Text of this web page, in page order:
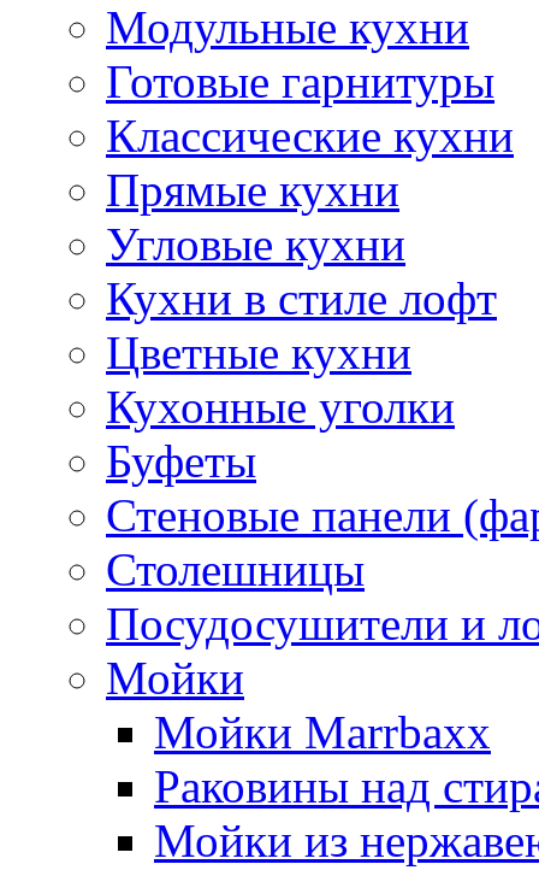
Модульные кухни
Готовые гарнитуры
Классические кухни
Прямые кухни
Угловые кухни
Кухни в стиле лофт
Цветные кухни
Кухонные уголки
Буфеты
Стеновые панели
Столешницы
Посудосушители и
Мойки
Мойки Marrbaxx
Раковины над
Мойки из